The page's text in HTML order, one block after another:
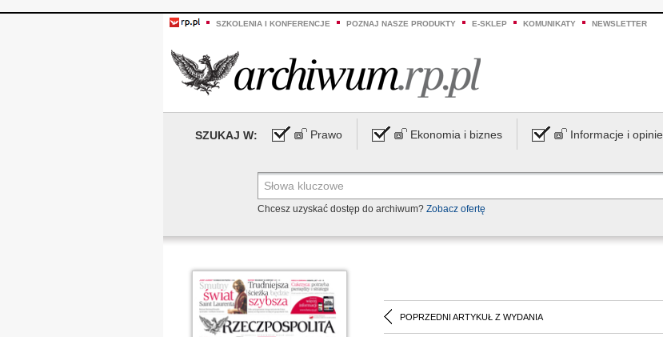
SZKOLENIA I KONFERENCJE POZNAJ NASZE PRODUKTY E-SKLEP KOMUNIKATY NEWSLETTER
SZUKAJ W: Prawo Ekonomia i biznes Informacje i opinie
Chcesz uzyskać dostęp do archiwum? Zobacz ofertę
POPRZEDNI ARTYKUŁ Z WYDANIA